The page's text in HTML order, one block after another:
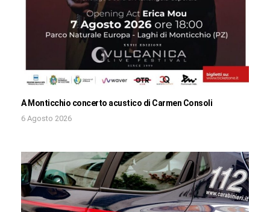
A Monticchio concerto acustico di Carmen Consoli
6 Agosto 2026